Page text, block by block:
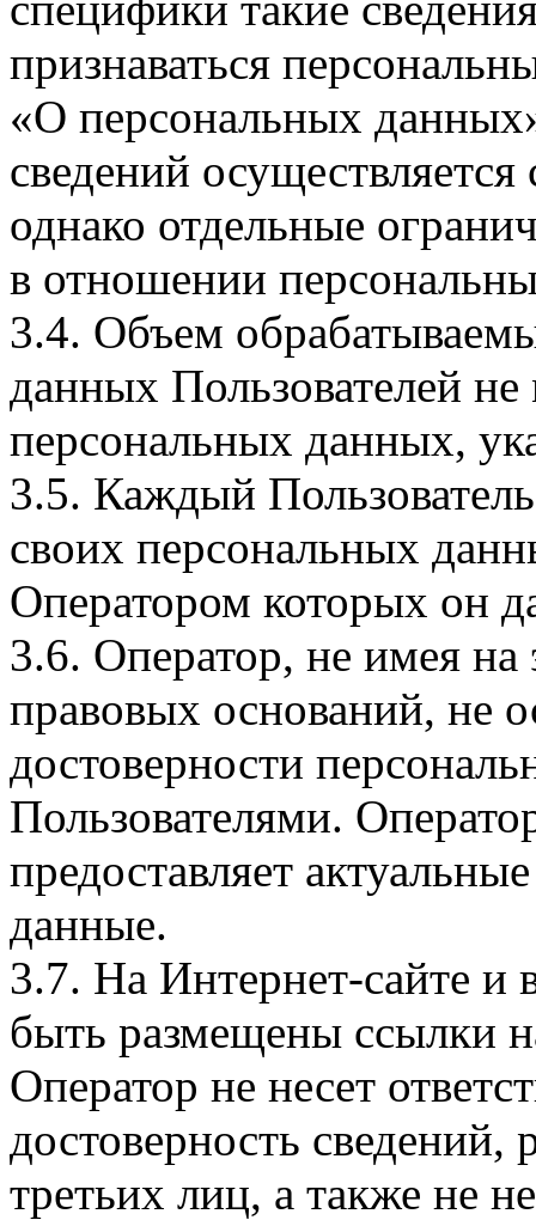
признаваться
«О персональных
сведений
однако отдельные
в отношении
3.4. Объем
данных Пользователей
персональных данных,
3.5. Каждый
своих персональных
Оператором которых он
3.6. Оператор, не имея
правовых оснований, не
достоверности
Пользователями.
предоставляет
данные.
3.7. На Интернет-сайте
быть размещены ссылки
Оператор не несет
достоверность
третьих лиц, а также не